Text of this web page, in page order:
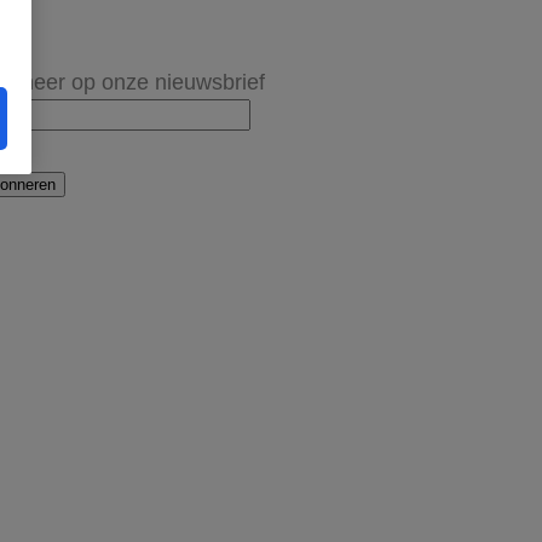
op onze nieuwsbrief